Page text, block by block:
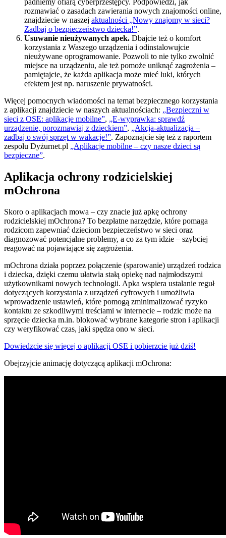
padniemy ofiarą cyberprzestępcy. Podpowiedzi, jak
rozmawiać o zasadach zawierania nowych znajomości online,
znajdziecie w naszej aktualności „Nowy znajomy w sieci?
Zadbaj o bezpieczeństwo dziecka!”.
Usuwanie nieużywanych apek. Dbajcie też o komfort
korzystania z Waszego urządzenia i odinstalowujcie
nieużywane oprogramowanie. Pozwoli to nie tylko zwolnić
miejsce na urządzeniu, ale też pomoże uniknąć zagrożenia –
pamiętajcie, że każda aplikacja może mieć luki, których
efektem jest np. naruszenie prywatności.
Więcej pomocnych wiadomości na temat bezpiecznego korzystania
z aplikacji znajdziecie w naszych aktualnościach: „Bezpieczni w
sieci z OSE: aplikacje mobilne”, „E-wyprawka: sprawdź
urządzenie, porozmawiaj z dzieckiem”, „Akcja-aktualizacja –
zadbaj o swój sprzęt w wakacje!”. Zapoznajcie się też z raportem
zespołu Dyżurnet.pl „Aplikacje mobilne – czy nasze dzieci są
bezpieczne”.
Aplikacja ochrony rodzicielskiej
mOchrona
Skoro o aplikacjach mowa – czy znacie już apkę ochrony
rodzicielskiej mOchrona? To bezpłatne narzędzie, które pomaga
rodzicom zapewniać dzieciom bezpieczeństwo w sieci oraz
diagnozować potencjalne problemy, a co za tym idzie – szybciej
reagować na pojawiające się zagrożenia.
mOchrona działa poprzez połączenie (sparowanie) urządzeń rodzica
i dziecka, dzięki czemu ułatwia stałą opiekę nad najmłodszymi
użytkownikami nowych technologii. Apka wspiera ustalanie reguł
dotyczących korzystania z urządzeń cyfrowych i umożliwia
wprowadzenie ustawień, które pomogą zminimalizować ryzyko
kontaktu ze szkodliwymi treściami w internecie – rodzic może na
sprzęcie dziecka m.in. blokować wybrane kategorie stron i aplikacji
czy weryfikować czas, jaki spędza ono w sieci.
Dowiedzcie się więcej o aplikacji OSE i pobierzcie już dziś!
Obejrzyjcie animację dotyczącą aplikacji mOchrona: